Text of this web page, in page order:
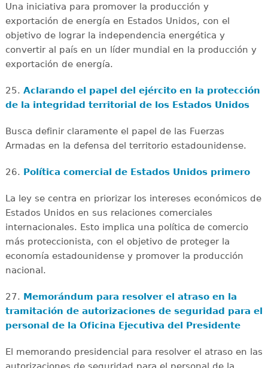
Una iniciativa para promover la producción y
exportación de energía en Estados Unidos, con el
objetivo de lograr la independencia energética y
convertir al país en un líder mundial en la producción y
exportación de energía.
25. Aclarando el papel del ejército en la protección
de la integridad territorial de los Estados Unidos
Busca definir claramente el papel de las Fuerzas
Armadas en la defensa del territorio estadounidense.
26. Política comercial de Estados Unidos primero
La ley se centra en priorizar los intereses económicos de
Estados Unidos en sus relaciones comerciales
internacionales. Esto implica una política de comercio
más proteccionista, con el objetivo de proteger la
economía estadounidense y promover la producción
nacional.
27. Memorándum para resolver el atraso en la
tramitación de autorizaciones de seguridad para el
personal de la Oficina Ejecutiva del Presidente
El memorando presidencial para resolver el atraso en las